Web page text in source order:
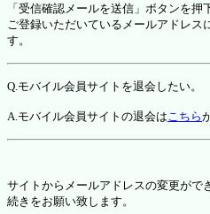
「受信確認メールを送信」ボタンを押
ご登録いただいているメールアドレス
す。
Q.モバイル会員サイトを退会したい。
A.モバイル会員サイトの退会はこちら
サイトからメールアドレスの変更がで
続きをお願い致します。